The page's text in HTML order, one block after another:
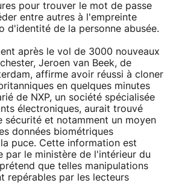
pour trouver le mot de passe
entre autres à l'empreinte
d'identité de la personne abusée.
après le vol de 3000 nouveaux
Jeroen van Beek, de
affirme avoir réussi à cloner
en quelques minutes
de NXP, un société spécialisée
électroniques, aurait trouvé
sécurité et notamment un moyen
données biométriques
puce. Cette information est
par le ministère de l'intérieur du
que telles manipulations
repérables par les lecteurs